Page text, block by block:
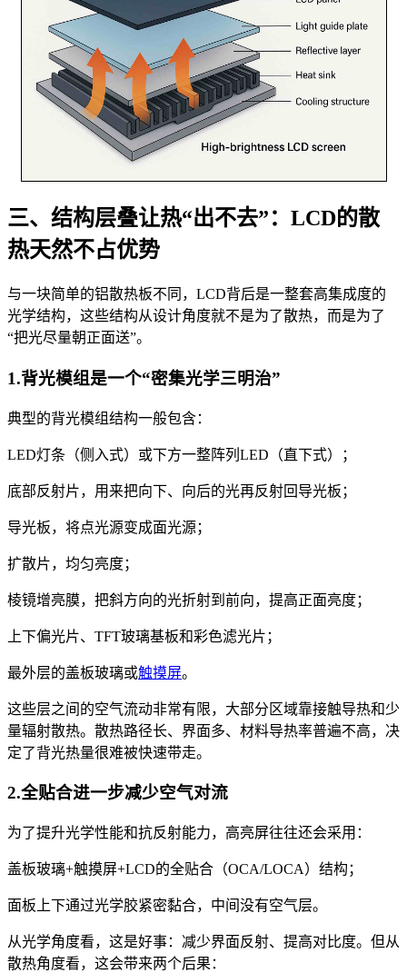
三、结构层叠让热“出不去”：LCD的散
热天然不占优势
与一块简单的铝散热板不同，LCD背后是一整套高集成度的
光学结构，这些结构从设计角度就不是为了散热，而是为了
“把光尽量朝正面送”。
1.背光模组是一个“密集光学三明治”
典型的背光模组结构一般包含：
LED灯条（侧入式）或下方一整阵列LED（直下式）；
底部反射片，用来把向下、向后的光再反射回导光板；
导光板，将点光源变成面光源；
扩散片，均匀亮度；
棱镜增亮膜，把斜方向的光折射到前向，提高正面亮度；
上下偏光片、TFT玻璃基板和彩色滤光片；
最外层的盖板玻璃或触摸屏。
这些层之间的空气流动非常有限，大部分区域靠接触导热和少
量辐射散热。散热路径长、界面多、材料导热率普遍不高，决
定了背光热量很难被快速带走。
2.全贴合进一步减少空气对流
为了提升光学性能和抗反射能力，高亮屏往往还会采用：
盖板玻璃+触摸屏+LCD的全贴合（OCA/LOCA）结构；
面板上下通过光学胶紧密黏合，中间没有空气层。
从光学角度看，这是好事：减少界面反射、提高对比度。但从
散热角度看，这会带来两个后果：